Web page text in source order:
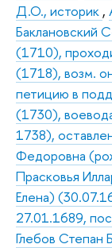
Д.О., историк ,
Баклановский
(1710),
(1718), возм.
петицию в
(1730),
1738),
Федоровна
Прасковья
Елена)
27.01.1689,
Глебов Степан